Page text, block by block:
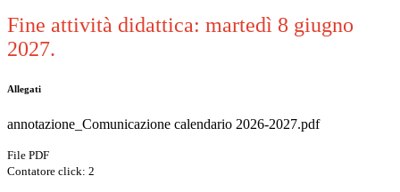
Fine attività didattica: martedì 8 giugno
2027.
Allegati
annotazione_Comunicazione calendario 2026-2027.pdf
File PDF
Contatore click: 2